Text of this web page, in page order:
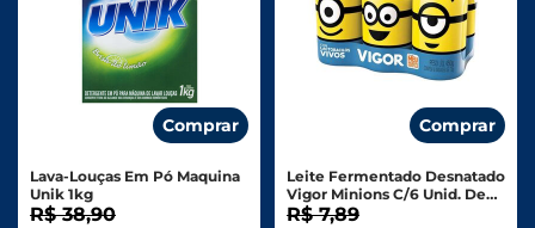
Comprar
Lava-Louças Em Pó Maquina
Unik 1kg
R$ 38,90
Comprar
Leite Fermentado Desnatado
Vigor Minions C/6 Unid. De
75g - 450g
R$ 7,89